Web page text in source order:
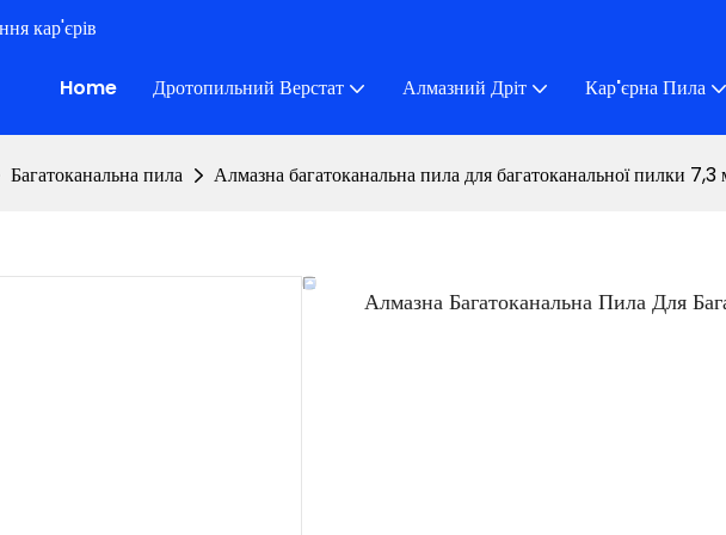
кар'єрів
Home Дротопильний Верстат Алмазний Дріт Кар'єрна Пила
Багатоканальна пила Алмазна багатоканальна пила для багатоканальної пилки
Алмазна Багатоканальна Пила Для